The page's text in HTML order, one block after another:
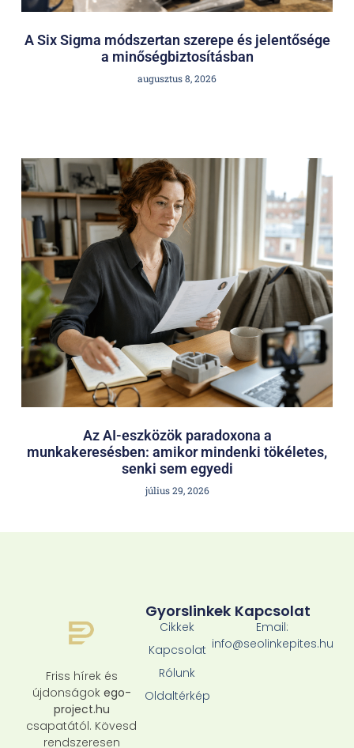
A Six Sigma módszertan szerepe és jelentősége
a minőségbiztosításban
augusztus 8, 2026
Az AI-eszközök paradoxona a
munkakeresésben: amikor mindenki tökéletes,
senki sem egyedi
július 29, 2026
Friss hírek és
újdonságok ego-
project.hu
csapatától. Kövesd
rendszeresen
Gyorslinkek
Cikkek
Kapcsolat
Rólunk
Oldaltérkép
Kapcsolat
Email:
info@seolinkepites.hu